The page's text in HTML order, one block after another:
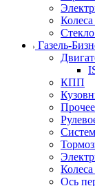
Газель-
КПП
Прочее
Ось